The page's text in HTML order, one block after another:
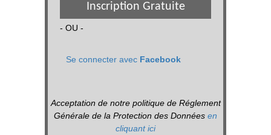
Inscription Gratuite
- OU -
Se connecter avec Facebook
Acceptation de notre politique de Réglement
Générale de la Protection des Données en
cliquant ici